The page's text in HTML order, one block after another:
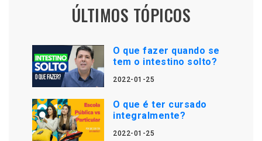
ÚLTIMOS TÓPICOS
O que fazer quando se
tem o intestino solto?
2022-01-25
O que é ter cursado
integralmente?
2022-01-25